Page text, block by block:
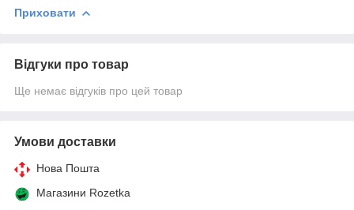
Приховати
Відгуки про товар
Ще немає відгуків про цей товар
Умови доставки
Нова Пошта
Магазини Rozetka